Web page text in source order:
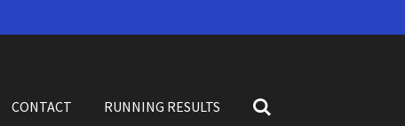
CONTACT RUNNING RESULTS